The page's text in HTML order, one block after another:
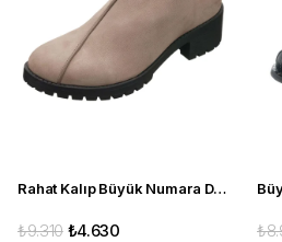
Rahat Kalıp Büyük Numara Deri BOT Ysm06 Antrasit
₺4.630
₺9.310